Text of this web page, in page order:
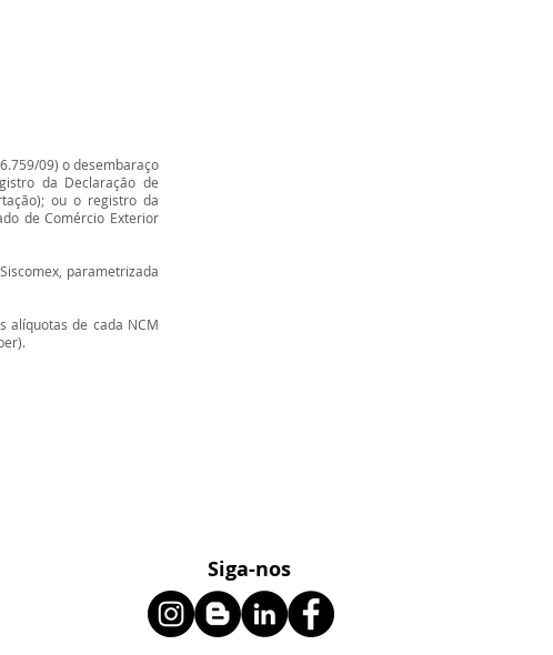
09) o desembaraço
da Declaração de
ou o registro da
de Comércio Exterior
parametrizada
alíquotas de cada NCM
Siga-nos